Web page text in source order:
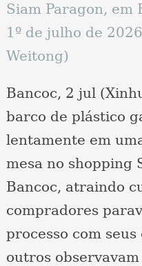
Siam Paragon, em
1º de julho de
Weitong)
Bancoc, 2 jul
barco de plástico
lentamente em
mesa no shopping
Bancoc, atraindo
compradores
processo com
outros